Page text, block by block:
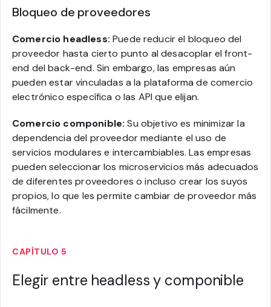
Bloqueo de proveedores
Comercio headless: Puede reducir el bloqueo del
proveedor hasta cierto punto al desacoplar el front-
end del back-end. Sin embargo, las empresas aún
pueden estar vinculadas a la plataforma de comercio
electrónico específica o las API que elijan.
Comercio componible: Su objetivo es minimizar la
dependencia del proveedor mediante el uso de
servicios modulares e intercambiables. Las empresas
pueden seleccionar los microservicios más adecuados
de diferentes proveedores o incluso crear los suyos
propios, lo que les permite cambiar de proveedor más
fácilmente.
CAPÍTULO 5
Elegir entre headless y componible